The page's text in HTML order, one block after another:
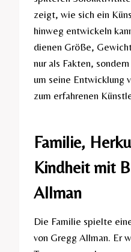
zeigt, wie sich ein
hinweg entwickeln
dienen Größe,
nur als Fakten,
um seine Entwicklung
zum erfahrenen
Familie,
Kindheit mit
Allman
Die Familie spielte
von Gregg Allman. Er